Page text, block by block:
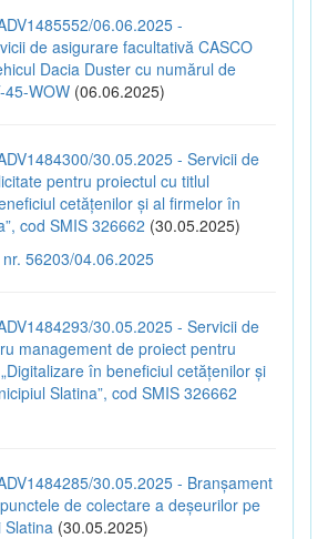
06.06.2025 -
de asigurare facultativă CASCO
Dacia Duster cu numărul de
45-WOW (06.06.2025)
30.05.2025 - Servicii de
pentru proiectul cu titlul
cetățenilor și al firmelor în
cod SMIS 326662 (30.05.2025)
56203/04.06.2025
30.05.2025 - Servicii de
management de proiect pentru
în beneficiul cetățenilor și
Slatina”, cod SMIS 326662
30.05.2025 - Branșament
de colectare a deșeurilor pe
Slatina (30.05.2025)